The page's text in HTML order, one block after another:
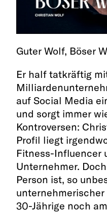
Guter Wolf, Böser
Er half tatkräftig
auf Social Media
und sorgt immer
Kontroversen:
Profil liegt
Fitness-Influencer
Unternehmer.
Person ist, so
30-Jährige noch